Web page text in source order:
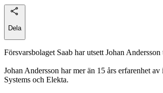
Dela
Försvarsbolaget Saab har utsett Johan
Johan Andersson har mer än 15 års erfarenhet
Systems och Elekta.